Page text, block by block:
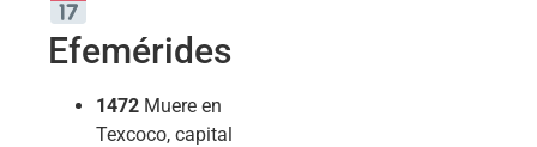
Efemérides
1472 Muere en
Texcoco, capital